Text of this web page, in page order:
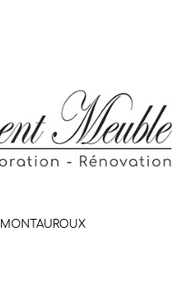
MONTAUROUX